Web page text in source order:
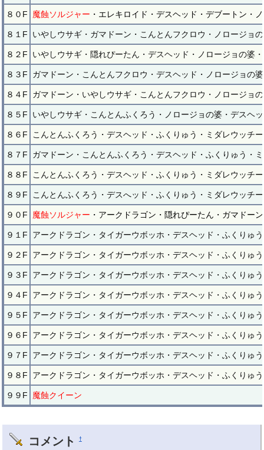
８０F 魔蝕ソルジャー ・エレキロイド・デスヘッド・デブートン・
８１F いやしウサギ・ガマドーン・こんとんフクロウ・ノロージョ
８２F いやしウサギ・隠れぴーたん・デスヘッド・ノロージョの婆
８３F ガマドーン・こんとんフクロウ・デスヘッド・ノロージョの
８４F ガマドーン・いやしウサギ・こんとんフクロウ・ノロージョ
８５F いやしウサギ・こんとんふくろう・ノロージョの婆・デスヘ
８６F こんとんふくろう・デスヘッド・ふくりゅう・ミダレウッチ
８７F ガマドーン・こんとんふくろう・デスヘッド・ふくりゅう・
８８F こんとんふくろう・デスヘッド・ふくりゅう・ミダレウッチ
８９F こんとんふくろう・デスへッド・ふくりゅう・ミダレウッチ
９０F 魔蝕ソルジャー ・アークドラゴン・隠れぴーたん・ガマドー
９１F アークドラゴン・タイガーウボッホ・デスヘッド・ふくりゅ
９２F アークドラゴン・タイガーウボッホ・デスヘッド・ふくりゅ
９３F アークドラゴン・タイガーウボッホ・デスヘッド・ふくりゅ
９４F アークドラゴン・タイガーウボッホ・デスヘッド・ふくりゅ
９５F アークドラゴン・タイガーウボッホ・デスヘッド・ふくりゅ
９６F アークドラゴン・タイガーウボッホ・デスヘッド・ふくりゅ
９７F アークドラゴン・タイガーウボッホ・デスヘッド・ふくりゅ
９８F アークドラゴン・タイガーウボッホ・デスヘッド・ふくりゅ
９９F 魔蝕クイーン
コメント †